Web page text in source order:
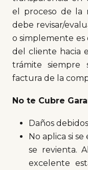
el proceso de la
debe revisar/
o simplemente es
del cliente hacia
trámite
factura de la
No te Cubre
Daños
No aplica si
se revienta.
excelente